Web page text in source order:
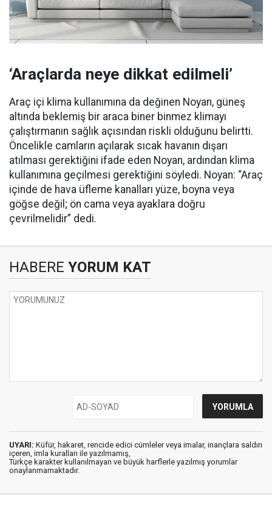
‘Araçlarda neye dikkat edilmeli’
Araç içi klima kullanımına da değinen Noyan, güneş
altında beklemiş bir araca biner binmez klimayı
çalıştırmanın sağlık açısından riskli olduğunu belirtti.
Öncelikle camların açılarak sıcak havanın dışarı
atılması gerektiğini ifade eden Noyan, ardından klima
kullanımına geçilmesi gerektiğini söyledi. Noyan: “Araç
içinde de hava üfleme kanalları yüze, boyna veya
göğse değil; ön cama veya ayaklara doğru
çevrilmelidir” dedi.
HABERE YORUM KAT
UYARI: Küfür, hakaret, rencide edici cümleler veya imalar, inançlara saldırı
içeren, imla kuralları ile yazılmamış,
Türkçe karakter kullanılmayan ve büyük harflerle yazılmış yorumlar
onaylanmamaktadır.